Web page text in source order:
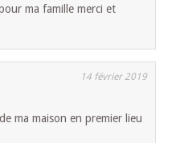
ma famille merci et
14 février 2019
ma maison en premier lieu